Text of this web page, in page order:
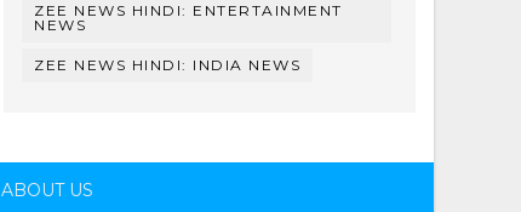
ZEE NEWS HINDI: ENTERTAINMENT
NEWS
ZEE NEWS HINDI: INDIA NEWS
ABOUT US